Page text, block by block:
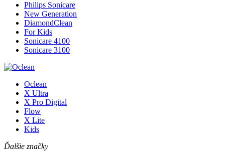
Philips Sonicare
New Generation
DiamondClean
For Kids
Sonicare 4100
Sonicare 3100
Oclean
X Ultra
X Pro Digital
Flow
X Lite
Kids
Ďalšie značky